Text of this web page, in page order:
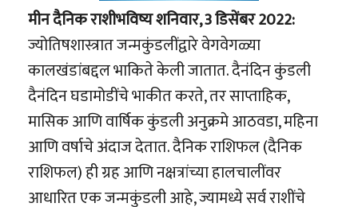
मीन दैनिक राशीभविष्य शनिवार, 3 डिसेंबर 2022:
ज्योतिषशास्त्रात जन्मकुंडलींद्वारे वेगवेगळ्या
कालखंडांबद्दल भाकिते केली जातात. दैनंदिन कुंडली
दैनंदिन घडामोडींचे भाकीत करते, तर साप्ताहिक,
मासिक आणि वार्षिक कुंडली अनुक्रमे आठवडा, महिना
आणि वर्षाचे अंदाज देतात. दैनिक राशिफल (दैनिक
राशिफल) ही ग्रह आणि नक्षत्रांच्या हालचालींवर
आधारित एक जन्मकुंडली आहे, ज्यामध्ये सर्व राशींचे